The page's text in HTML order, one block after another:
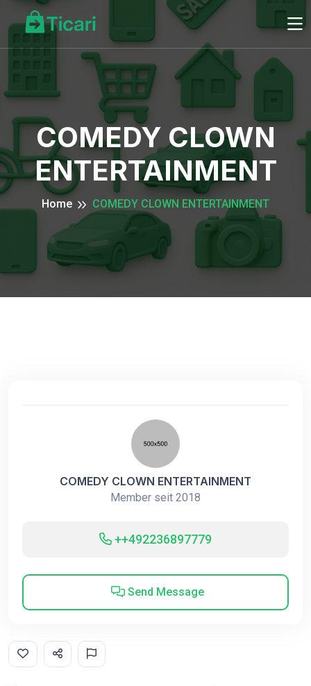
COMEDY CLOWN
ENTERTAINMENT
Home COMEDY CLOWN ENTERTAINMENT
COMEDY CLOWN ENTERTAINMENT
Member seit 2018
++492236897779
Send Message